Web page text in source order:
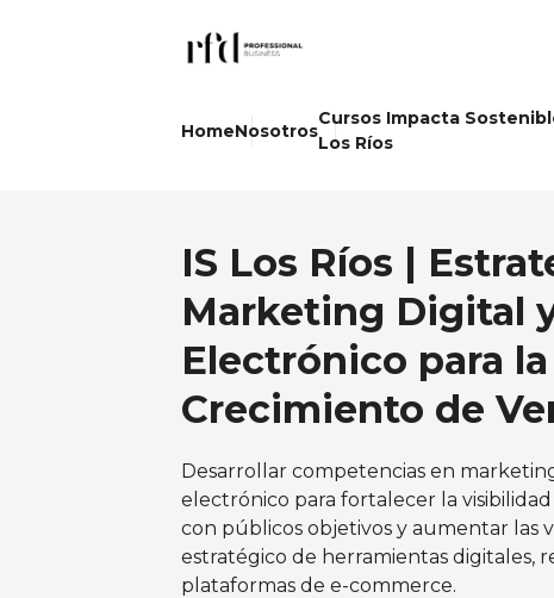
HomeNosotros
Cursos Impacta
Los Ríos
IS Los Ríos |
Marketing Digital
Electrónico para
Crecimiento de
Desarrollar competencias en
electrónico para fortalecer la
con públicos objetivos y aumentar las
estratégico de herramientas digitales,
plataformas de e-commerce.